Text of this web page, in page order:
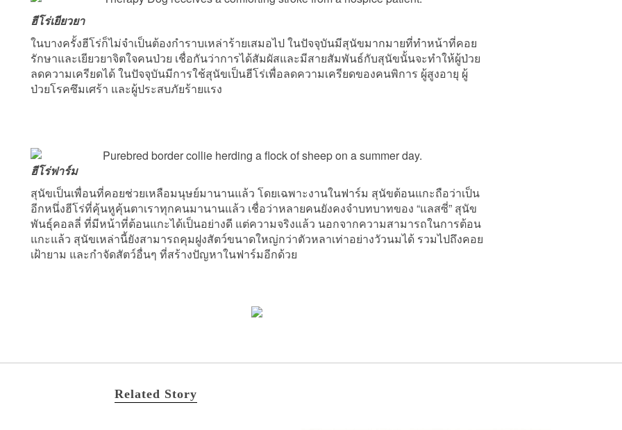
ฮีโร่เยียวยา
ในบางครั้งฮีโร่ก็ไม่จำเป็นต้องกำราบเหล่าร้ายเสมอไป ในปัจจุบันมีสุนัขมากมายที่ทำหน้าที่คอย
รักษาและเยียวยาจิตใจคนป่วย เชื่อกันว่าการได้สัมผัสและมีสายสัมพันธ์กับสุนัขนั้นจะทำให้ผู้ป่วย
ลดความเครียดได้ ในปัจจุบันมีการใช้สุนัขเป็นฮีโร่เพื่อลดความเครียดของคนพิการ ผู้สูงอายุ ผู้
ป่วยโรคซึมเศร้า และผู้ประสบภัยร้ายแรง
ฮีโร่ฟาร์ม
สุนัขเป็นเพื่อนที่คอยช่วยเหลือมนุษย์มานานแล้ว โดยเฉพาะงานในฟาร์ม สุนัขต้อนแกะถือว่าเป็น
อีกหนึ่งฮีโร่ที่คุ้นหูคุ้นตาเราทุกคนมานานแล้ว เชื่อว่าหลายคนยังคงจำบทบาทของ “แลสซี่” สุนัข
พันธุ์คอลลี่ ที่มีหน้าที่ต้อนแกะได้เป็นอย่างดี แต่ความจริงแล้ว นอกจากความสามารถในการต้อน
แกะแล้ว สุนัขเหล่านี้ยังสามารถคุมฝูงสัตว์ขนาดใหญ่กว่าตัวหลาเท่าอย่างวัวนมได้ รวมไปถึงคอย
เฝ้ายาม และกำจัดสัตว์อื่นๆ ที่สร้างปัญหาในฟาร์มอีกด้วย
Related Story